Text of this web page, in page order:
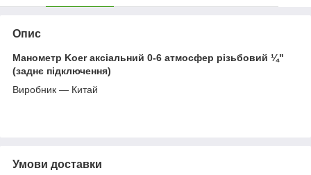
Опис
Манометр Koer аксіальний 0-6 атмосфер різьбовий ¼"
(заднє підключення)
Виробник — Китай
Умови доставки